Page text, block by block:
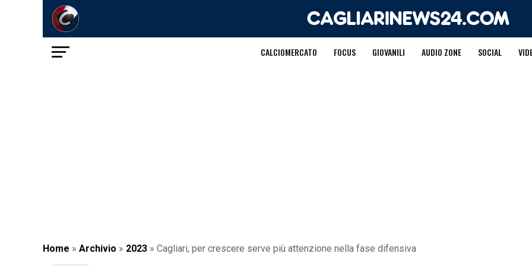
CALCIOMERCATO FOCUS GIOVANILI AUDIO ZONE SOCIAL
Home » Archivio » 2023 » Cagliari, per crescere serve più attenzione nella fase difensiva